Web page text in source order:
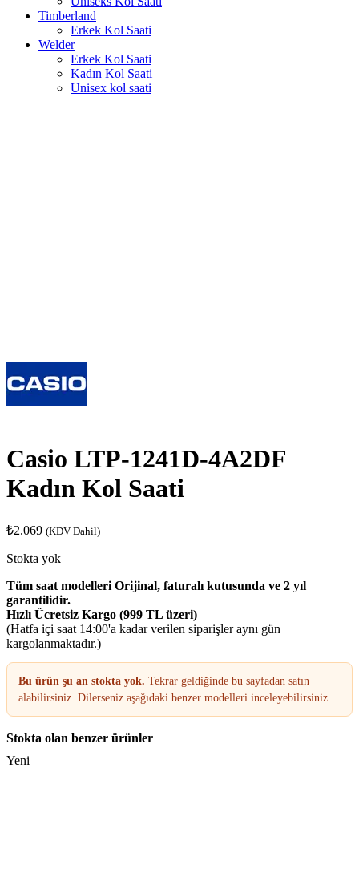
Timberland
Erkek Kol Saati
Welder
Erkek Kol Saati
Kadın Kol Saati
Unisex kol saati
Casio LTP-1241D-4A2DF
Kadın Kol Saati
₺2.069 (KDV Dahil)
Stokta yok
Tüm saat modelleri Orijinal, faturalı kutusunda ve 2 yıl
garantilidir.
Hızlı Ücretsiz Kargo (999 TL üzeri)
(Hatfa içi saat 14:00'a kadar verilen siparişler aynı gün
kargolanmaktadır.)
Bu ürün şu an stokta yok. Tekrar geldiğinde bu sayfadan satın
alabilirsiniz. Dilerseniz aşağıdaki benzer modelleri inceleyebilirsiniz.
Stokta olan benzer ürünler
Yeni